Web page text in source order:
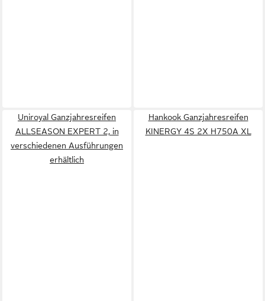
Uniroyal Ganzjahresreifen
ALLSEASON EXPERT 2, in
verschiedenen Ausführungen
erhältlich
Hankook Ganzjahresreifen
KINERGY 4S 2X H750A XL